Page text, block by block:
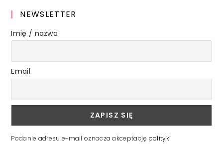
NEWSLETTER
Imię / nazwa
Email
Podanie adresu e-mail oznacza akceptację polityki